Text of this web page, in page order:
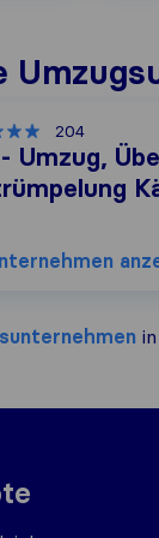
204
Umzug,
in